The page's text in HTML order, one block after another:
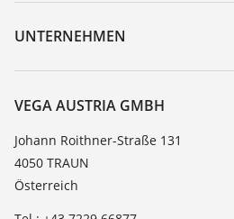
DTM Collection/PACTware
Trainings
Beständigkeitsliste
TeamViewer
UNTERNEHMEN
Karriere
Über VEGA
Kontakt
News
Presse
VEGA AUSTRIA GMBH
Johann Roithner-Straße 131
4050 TRAUN
Österreich